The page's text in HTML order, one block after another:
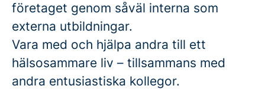
företaget genom såväl interna som
externa utbildningar.
Vara med och hjälpa andra till ett
hälsosammare liv – tillsammans med
andra entusiastiska kollegor.